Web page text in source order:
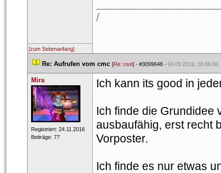
/
[zum Seitenanfang]
Re: Aufrufen vom cmc [Re: root] - #3099648 - 04.09.2019, 18:06:06
Mira
Registriert: 24.11.2016
Beiträge: 77
Ich kann its good in
Ich finde die Grundidee
ausbaufähig, erst recht
Vorposter.
Ich finde es nur etwas